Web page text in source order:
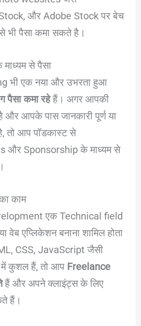
और Adobe Stock पर बेच
पैसा कमा सकते है।
माध्यम से पैसा
भी एक नया और उभरता हुआ
पैसा कमा रहेहैं। अगर आपकी
आपके पास जानकारी पूर्ण या
तो आप पॉडकास्ट से
और Sponsorship के माध्यम से
काम
एक Technical field
वेब एप्लिकेशन बनाना शामिल होता
CSS, JavaScript जैसी
कुशल हैं, तो आप Freelance
हैं और अपने क्लाइंट्स के लिए
हैं।